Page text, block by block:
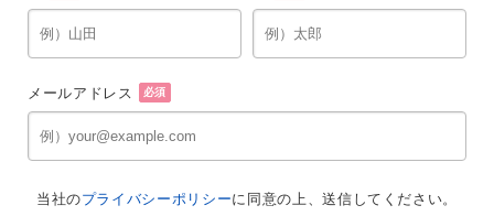
メールアドレス 必須
当社のプライバシーポリシーに同意の上、送信してください。